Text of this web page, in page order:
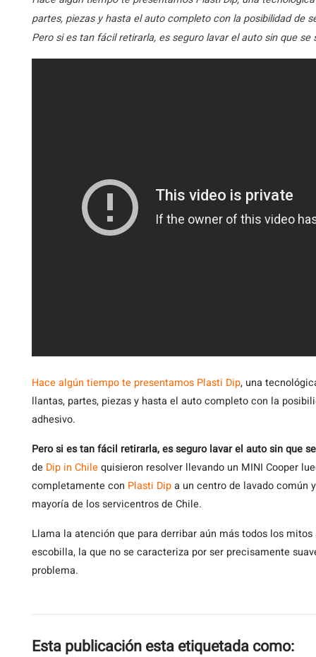
partes, piezas y hasta el auto completo con la posibilidad de
Pero si es tan fácil retirarla, es seguro lavar el auto sin que se
Hace algún tiempo te presentamos Plasti Dip, una
llantas, partes, piezas y hasta el auto completo con la
adhesivo.
Pero si es tan fácil retirarla, es seguro lavar el auto sin que
de Dip in Chile quisieron resolver llevando un MINI Cooper
completamente con Plasti Dipa un centro de lavado común
mayoría de los servicentros de Chile.
Llama la atención que para derribar aún más todos los
escobilla, la que no se caracteriza por ser precisamente
problema.
Esta publicación esta etiquetada como: